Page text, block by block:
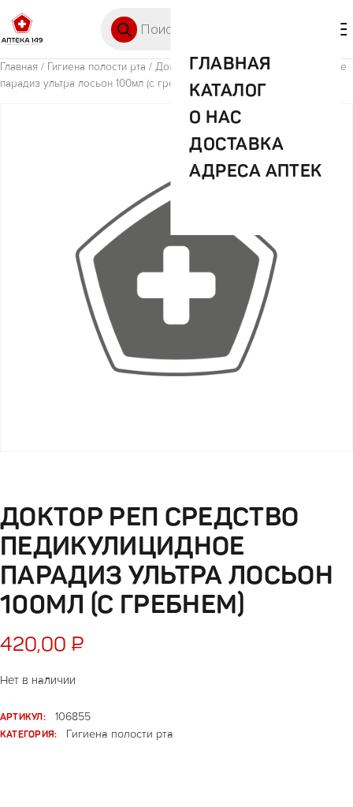
ГЛАВНАЯ
КАТАЛОГ
О НАС
ДОСТАВКА
АДРЕСА АПТЕК
Главная / Гигиена полости рта / Доктор Реп средство педикулицидное
парадиз ультра лосьон 100мл (с гребнем)
ДОКТОР РЕП СРЕДСТВО
ПЕДИКУЛИЦИДНОЕ
ПАРАДИЗ УЛЬТРА ЛОСЬОН
100МЛ (С ГРЕБНЕМ)
420,00 ₽
Нет в наличии
АРТИКУЛ:
106855
КАТЕГОРИЯ:
Гигиена полости рта